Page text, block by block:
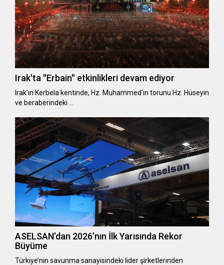
Irak'ta ''Erbain'' etkinlikleri devam ediyor
Irak'ın Kerbela kentinde, Hz. Muhammed'in torunu Hz. Hüseyin
ve beraberindeki …
ASELSAN’dan 2026’nın İlk Yarısında Rekor
Büyüme
Türkiye’nin savunma sanayisindeki lider şirketlerinden